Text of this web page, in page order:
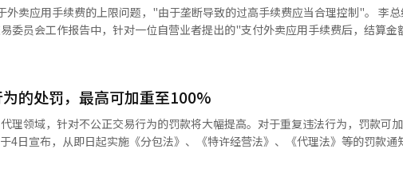
重复违法者并没有单独的举报标准，导致处罚实效性不足，此次修订反映了这一
有相当股份的公司遗漏的可识别性及严重性判断标准也进行了调整。若关联公司
视为“严重性显著”的例子。公平交易委员会表示，将在行政预告期间充分征求
终确定并实施修订案。公平交易委员会相关人士表示：“通过此次修订，将加强
应用手续费的上限问题，"由于垄断导致的过高手续费应当合理控制"。 李总统在当
委员会工作报告中，针对一位自营业者提出的"支付外卖应用手续费后，结算金
台优步决定收购外卖的母公司Delivery Hero"，并指出"外卖应用市场已经形成
示，"公平交易委员会最近积极打击串通和囤积行
官的角色"，并要求"今后要密切关注，确保通过串通或不正常交易获取不当利
人工智能（AI）系统翻译与编辑。
的处罚，最高可加重至100%
理领域，针对不公正交易行为的罚款将大幅提高。对于重复违法行为，罚款可
的罚款水平，以应对目前罚款过低的问题。 此次修订的特点在于罚款标准的